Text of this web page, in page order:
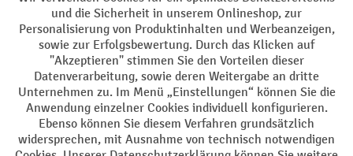
AGB Impressum Datenschutz
Barrierefreiheit Grounding Page Privacy Settings